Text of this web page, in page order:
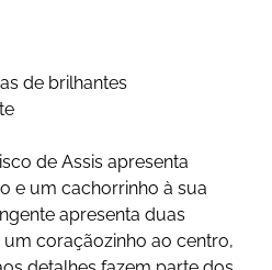
de brilhantes
de Assis apresenta
e um cachorrinho à sua
apresenta duas
coraçãozinho ao centro,